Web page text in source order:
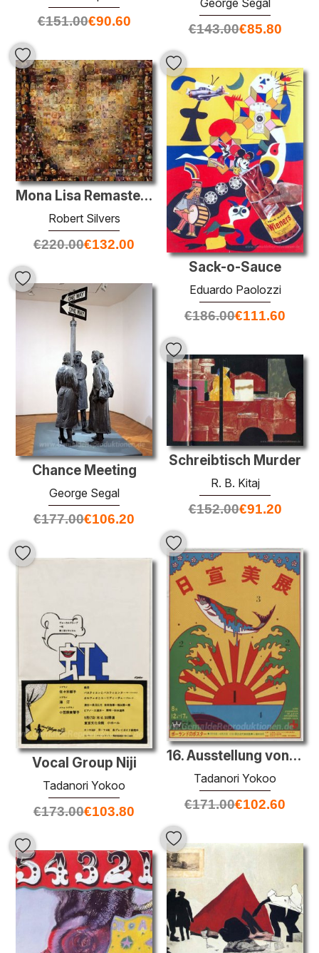
€151.00€90.60 €143.00€85.80
Mona Lisa Remastered
Robert Silvers
€220.00€132.00
Sack-o-Sauce
Eduardo Paolozzi
€186.00€111.60
Chance Meeting
George Segal
€177.00€106.20
Schreibtisch Murder
R. B. Kitaj
€152.00€91.20
16. Ausstellung von Japan Advertising Künstler-Club
Tadanori Yokoo
€171.00€102.60
Vocal Group Niji
Tadanori Yokoo
€173.00€103.80